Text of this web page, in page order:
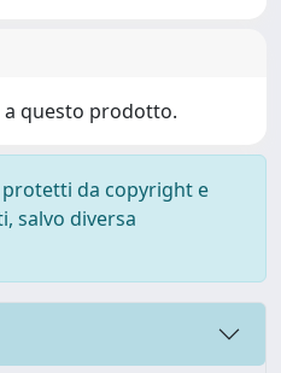
a questo prodotto.
da copyright e
salvo diversa